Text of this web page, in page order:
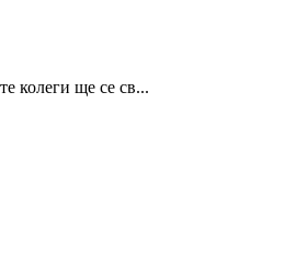
колеги ще се св...